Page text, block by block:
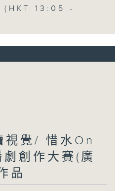
(HKT 13:05 -
視覺/ 惜水On
創作大賽(廣
品